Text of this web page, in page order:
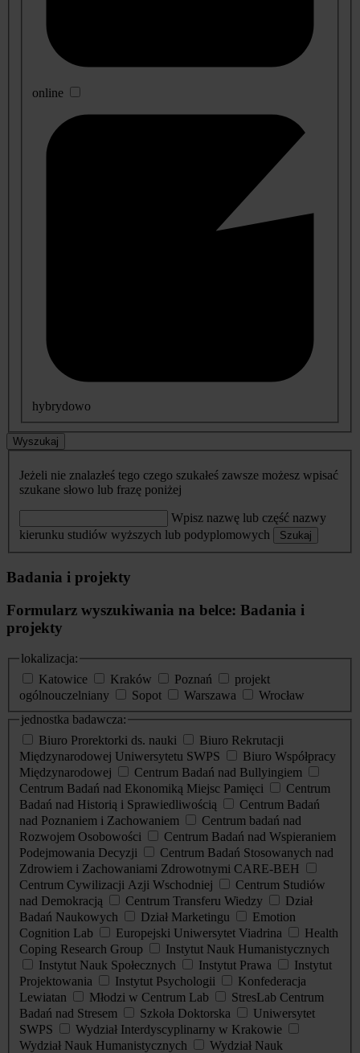
online
hybrydowo
Wyszukaj
Jeżeli nie znalazłeś tego czego szukałeś zawsze możesz wpisać
szukane słowo lub frazę poniżej
Wpisz nazwę lub część nazwy
kierunku studiów wyższych lub podyplomowych
Szukaj
Badania i projekty
Formularz wyszukiwania na belce: Badania i
projekty
lokalizacja:
Katowice
Kraków Poznań
projekt
ogólnouczelniany
Sopot Warszawa
Wrocław
jednostka badawcza:
Biuro Prorektorki ds. nauki
Biuro Rekrutacji
Międzynarodowej Uniwersytetu SWPS
Biuro Współpracy
Międzynarodowej
Centrum Badań nad Bullyingiem
Centrum Badań nad Ekonomiką Miejsc Pamięci
Centrum
Badań nad Historią i Sprawiedliwością
Centrum Badań
nad Poznaniem i Zachowaniem
Centrum badań nad
Rozwojem Osobowości
Centrum Badań nad Wspieraniem
Podejmowania Decyzji
Centrum Badań Stosowanych nad
Zdrowiem i Zachowaniami Zdrowotnymi CARE-BEH
Centrum Cywilizacji Azji Wschodniej
Centrum Studiów
nad Demokracją
Centrum Transferu Wiedzy
Dział
Badań Naukowych
Dział Marketingu
Emotion
Cognition Lab
Europejski Uniwersytet Viadrina
Health
Coping Research Group
Instytut Nauk Humanistycznych
Instytut Nauk Społecznych
Instytut Prawa
Instytut
Projektowania
Instytut Psychologii
Konfederacja
Lewiatan
Młodzi w Centrum Lab
StresLab Centrum
Badań nad Stresem
Szkoła Doktorska
Uniwersytet
SWPS
Wydział Interdyscyplinarny w Krakowie
Wydział Nauk Humanistycznych
Wydział Nauk